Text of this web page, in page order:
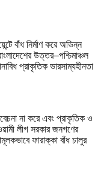
বাঁধ নির্মাণ করে অভিন্ন
উত্তর–পশ্চিমাঞ্চল
প্রাকৃতিক ভারসাম্যহীনতা
না করে এবং প্রাকৃতিক ও
লীগ সরকার জনগণের
ফারাক্কা বাঁধ চালুর